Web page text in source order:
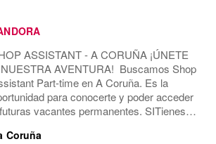
ASSISTANT - A CORUÑA ¡ÚNETE
AVENTURA! Buscamos Shop
Part-time en A Coruña. Es la
para conocerte y poder acceder
vacantes permanentes. SITienes
en marcas con un formato de
Coruña